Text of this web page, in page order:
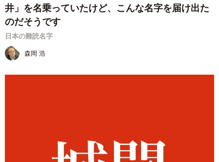
井」を名乗っていたけど、こんな名字を届け出た
のだそうです
日本の難読名字
森岡 浩